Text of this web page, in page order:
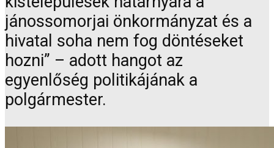
jánossomorjai önkormányzat és a
hivatal soha nem fog döntéseket
hozni” – adott hangot az
egyenlőség politikájának a
polgármester.